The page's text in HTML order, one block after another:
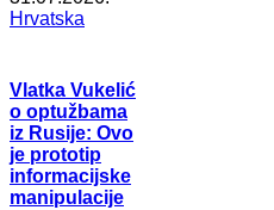
Hrvatska
Vlatka Vukelić
o optužbama
iz Rusije: Ovo
je prototip
informacijske
manipulacije